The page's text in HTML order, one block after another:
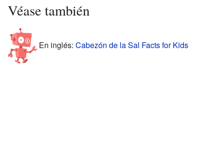
Véase también
En inglés: Cabezón de la Sal Facts for Kids